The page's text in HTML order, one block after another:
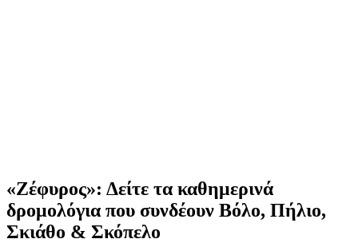
«Ζέφυρος»: Δείτε τα καθημερινά
δρομολόγια που συνδέουν Βόλο, Πήλιο,
Σκιάθο & Σκόπελο